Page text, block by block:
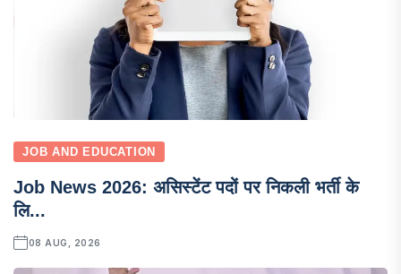
JOB AND EDUCATION
Job News 2026: असिस्टेंट पदों पर निकली भर्ती के
लि...
08 AUG, 2026